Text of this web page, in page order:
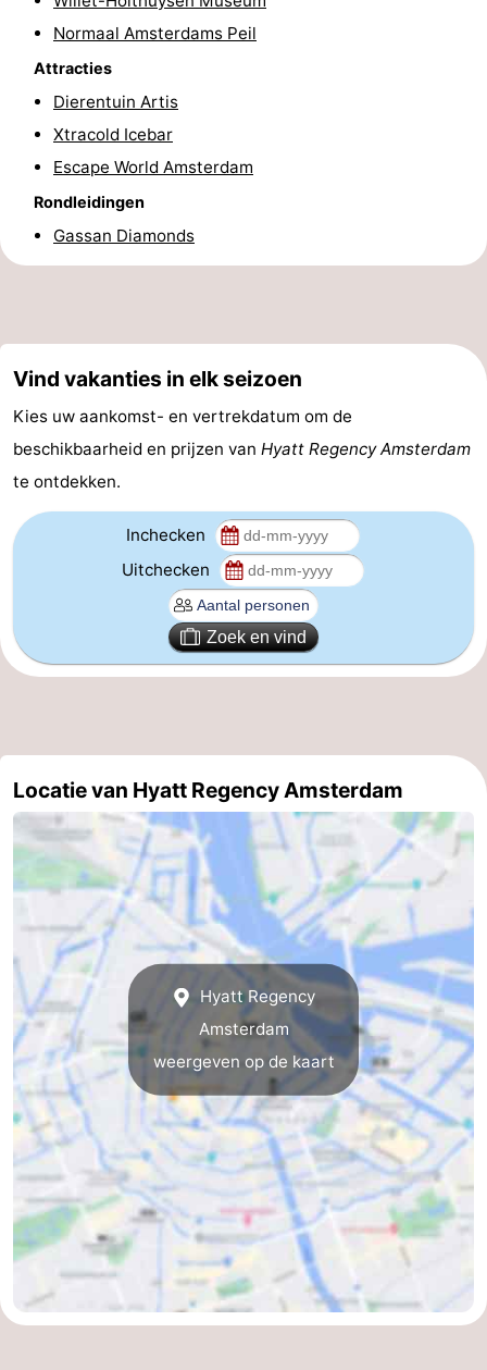
Nachtleven
Winkelen
Markten
Grachtengordel
Coffeeshops
Homohoofdstad
Rosse
Pleinen
centrum
tuinen
Omgeving
Holland
Zuid-
Holland
Praktisch
Forum
Reisboekenwinkel
Openbaar
vervoer
Route
Centraal
Station
Schiphol
Eindhoven
Normaal Amsterdams Peil
Attracties
Dierentuin Artis
Xtracold Icebar
Escape World Amsterdam
Rondleidingen
Gassan Diamonds
Vind vakanties in elk seizoen
Kies uw aankomst- en vertrekdatum om de
beschikbaarheid en prijzen van Hyatt Regency Amsterdam
te ontdekken.
Inchecken
Uitchecken
Zoek en vind
Locatie van Hyatt Regency Amsterdam
Hyatt Regency
Amsterdam
weergeven op de kaart